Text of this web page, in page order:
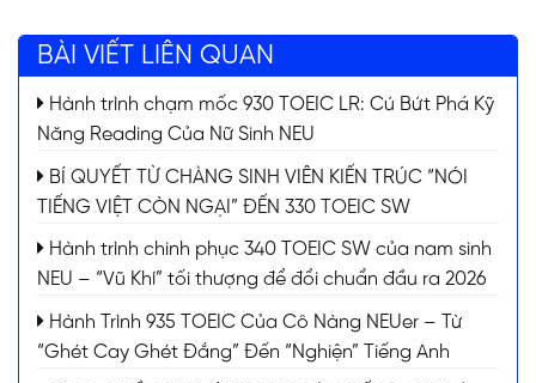
BÀI VIẾT LIÊN QUAN
Hành trình chạm mốc 930 TOEIC LR: Cú Bứt Phá Kỹ
Năng Reading Của Nữ Sinh NEU
BÍ QUYẾT TỪ CHÀNG SINH VIÊN KIẾN TRÚC “NÓI
TIẾNG VIỆT CÒN NGẠI” ĐẾN 330 TOEIC SW
Hành trình chinh phục 340 TOEIC SW của nam sinh
NEU – “Vũ Khí” tối thượng để đổi chuẩn đầu ra 2026
Hành Trình 935 TOEIC Của Cô Nàng NEUer – Từ
“Ghét Cay Ghét Đắng” Đến “Nghiện” Tiếng Anh